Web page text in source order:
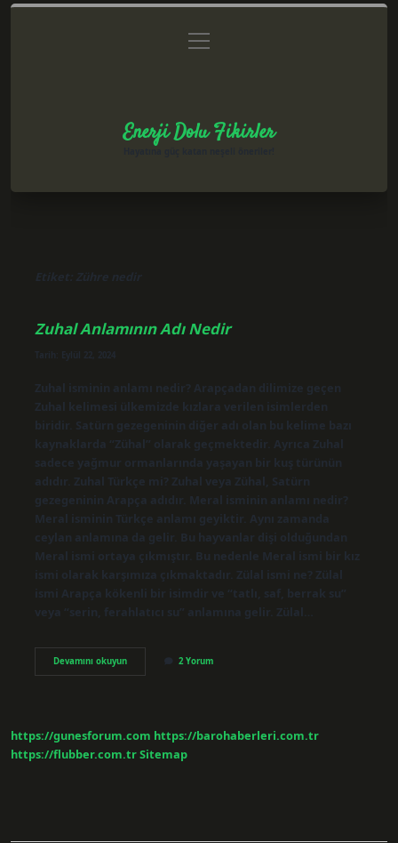
Gizlilik Politikası
menüyü
aç
Enerji Dolu Fikirler
Etiket: Zühre nedir
Zuhal Anlamının Adı Nedir
Tarih: Eylül 22, 2024
Zuhal isminin anlamı nedir? Arapçadan dilimize geçen
Zuhal kelimesi ülkemizde kızlara verilen isimlerden
biridir. Satürn gezegeninin diğer adı olan bu kelime bazı
kaynaklarda “Zühal” olarak geçmektedir. Ayrıca Zuhal
sadece yağmur ormanlarında yaşayan bir kuş türünün
adıdır. Zuhal Türkçe mi? Zuhal veya Zühal, Satürn
gezegeninin Arapça adıdır. Meral isminin anlamı nedir?
Meral isminin Türkçe anlamı geyiktir. Aynı zamanda
ceylan anlamına da gelir. Bu hayvanlar dişi olduğundan
Meral ismi ortaya çıkmıştır. Bu nedenle Meral ismi bir kız
ismi olarak karşımıza çıkmaktadır. Zülal ismi ne? Zülal
ismi Arapça kökenli bir isimdir ve “tatlı, saf, berrak su”
veya “serin, ferahlatıcı su” anlamına gelir. Zülal…
Devamını okuyunZuhal
Anlamının
2 Yorum
https://gunesforum.com https://barohaberleri.com.tr
https://flubber.com.trSitemap